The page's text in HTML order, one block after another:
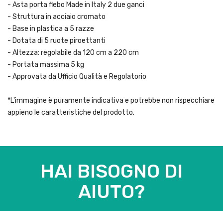
- Asta porta flebo Made in Italy 2 due ganci
- Struttura in acciaio cromato
- Base in plastica a 5 razze
- Dotata di 5 ruote piroettanti
- Altezza: regolabile da 120 cm a 220 cm
- Portata massima 5 kg
- Approvata da Ufficio Qualità e Regolatorio
*L'immagine è puramente indicativa e potrebbe non rispecchiare
appieno le caratteristiche del prodotto.
HAI BISOGNO DI
AIUTO?